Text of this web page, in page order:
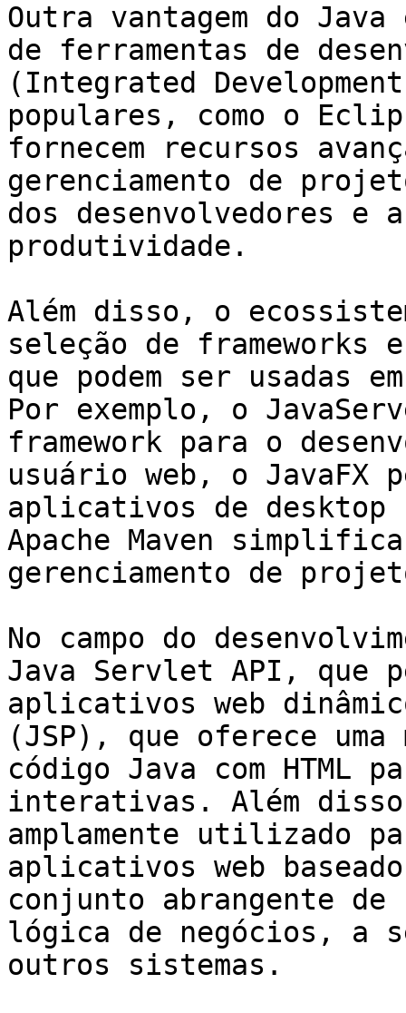
Outra vantagem do
de ferramentas de
(Integrated
populares, como o
fornecem recursos
gerenciamento de
dos desenvolvedores e
produtividade.
Além disso, o
seleção de frameworks
que podem ser usadas
Por exemplo, o
framework para o
usuário web, o JavaFX
aplicativos de desktop
Apache Maven
gerenciamento de
No campo do
Java Servlet API, que
aplicativos web
(JSP), que oferece
código Java com HTML
interativas. Além
amplamente utilizado
aplicativos web
conjunto abrangente
lógica de negócios, a
outros sistemas.